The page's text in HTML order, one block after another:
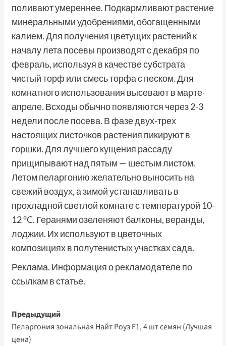
поливают умереннее. Подкармливают растение
минеральными удобрениями, обогащенными
калием. Для получения цветущих растений к
началу лета посевы производят с декабря по
февраль, используя в качестве субстрата
чистый торф или смесь торфа с песком. Для
комнатного использования высевают в марте-
апреле. Всходы обычно появляются через 2-3
недели после посева. В фазе двух-трех
настоящих листочков растения пикируют в
горшки. Для лучшего кущения рассаду
прищипывают над пятым — шестым листом.
Летом пеларгонию желательно выносить на
свежий воздух, а зимой устанавливать в
прохладной светлой комнате с температурой 10-
12 °C. Геранями озеленяют балконы, веранды,
лоджии. Их используют в цветочных
композициях в полутенистых участках сада.
Реклама. Информация о рекламодателе по
ссылкам в статье.
Навигация
записи
Предыдущий
Пеларгония зональная Найт Роуз F1, 4 шт семян (Лучшая
цена)